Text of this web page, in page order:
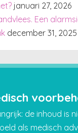
januari 27, 2026
Een
december 31, 2025
de inhoud is
als medisch